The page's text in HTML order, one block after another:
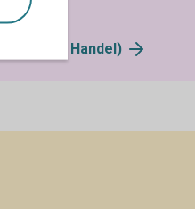
Handel)